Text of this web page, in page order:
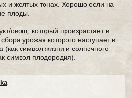
и желтых тонах. Хорошо если на
плоды.
овощ, который произрастает в
урожая которого наступает в
(как символ жизни и солнечного
символ плодородия).